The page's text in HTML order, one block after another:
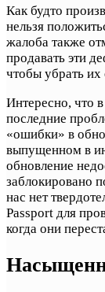
Как будто
нельзя
жалоба также
продавать эти
чтобы убрать их
Интересно, что
последние
«ошибки» в
выпущенном в
обновление
заблокировано
нас нет
Passport для
когда они